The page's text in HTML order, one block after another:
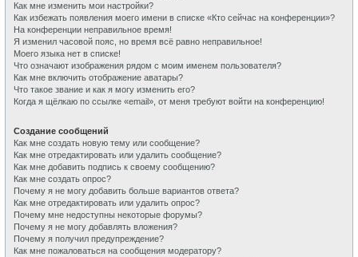
Как мне изменить мои настройки?
Как избежать появления моего имени в списке «Кто сейчас на конференции»?
На конференции неправильное время!
Я изменил часовой пояс, но время всё равно неправильное!
Моего языка нет в списке!
Что означают изображения рядом с моим именем пользователя?
Как мне включить отображение аватары?
Что такое звание и как я могу изменить его?
Когда я щёлкаю по ссылке «email», от меня требуют войти на конференцию!
Создание сообщений
Как мне создать новую тему или сообщение?
Как мне отредактировать или удалить сообщение?
Как мне добавить подпись к своему сообщению?
Как мне создать опрос?
Почему я не могу добавить больше вариантов ответа?
Как мне отредактировать или удалить опрос?
Почему мне недоступны некоторые форумы?
Почему я не могу добавлять вложения?
Почему я получил предупреждение?
Как мне пожаловаться на сообщения модератору?